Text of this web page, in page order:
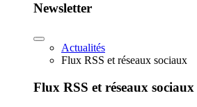
Newsletter
Actualités
Flux RSS et réseaux sociaux
Flux RSS et réseaux sociaux